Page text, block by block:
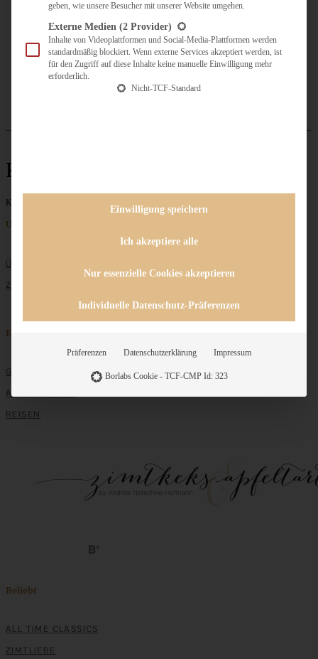
ÜBER MICH
ZUSAMMENARBEIT
Kürbisgewürz
Keine Beiträge gefunden
Unternehmen
ÜBER MICH
ZUSAMMENARBEIT
Entdecken
GRUNDLAGEN
ALLE REZEPTE
REISEN
Beliebt
ALL TIME CLASSICS
ZIMTLIEBE
geben, wie unsere Besucher mit unserer Website umgehen.
Externe Medien (2 Provider)
Inhalte von Videoplattformen und Social-Media-Plattformen werden
standardmäßig blockiert. Wenn externe Services akzeptiert werden, ist
für den Zugriff auf diese Inhalte keine manuelle Einwilligung mehr
erforderlich.
Nicht-TCF-Standard
Einwilligung speichern
Ich akzeptiere alle
Nur essenzielle Cookies akzeptieren
Individuelle Datenschutz-Präferenzen
Präferenzen Datenschutzerklärung Impressum
Borlabs Cookie - TCF-CMP Id: 323